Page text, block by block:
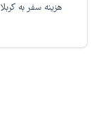
هزینه سفر به کربلا